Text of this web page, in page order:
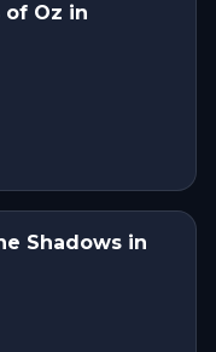
of Oz in
Shadows in